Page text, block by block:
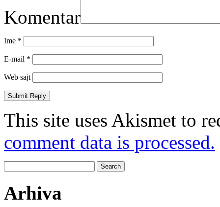
Komentar
Ime *
E-mail *
Web sajt
This site uses Akismet to
comment data is processed.
for:
Arhiva